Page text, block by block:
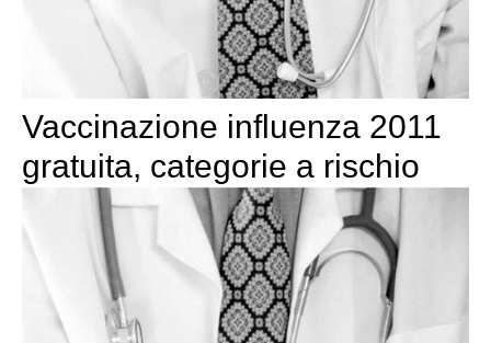
Vaccinazione influenza 2011
gratuita, categorie a rischio